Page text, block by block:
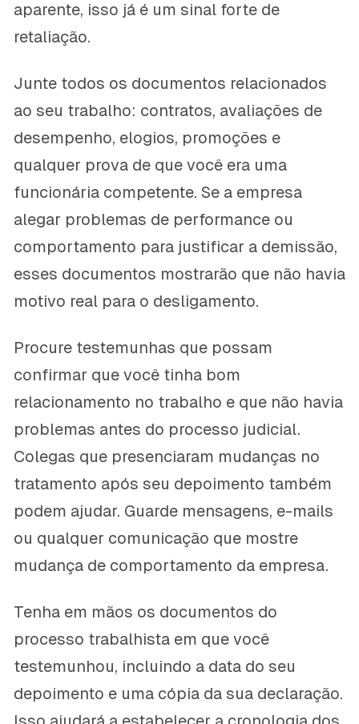
aparente, isso já é um sinal forte de
retaliação.
Junte todos os documentos relacionados
ao seu trabalho: contratos, avaliações de
desempenho, elogios, promoções e
qualquer prova de que você era uma
funcionária competente. Se a empresa
alegar problemas de performance ou
comportamento para justificar a demissão,
esses documentos mostrarão que não havia
motivo real para o desligamento.
Procure testemunhas que possam
confirmar que você tinha bom
relacionamento no trabalho e que não havia
problemas antes do processo judicial.
Colegas que presenciaram mudanças no
tratamento após seu depoimento também
podem ajudar. Guarde mensagens, e-mails
ou qualquer comunicação que mostre
mudança de comportamento da empresa.
Tenha em mãos os documentos do
processo trabalhista em que você
testemunhou, incluindo a data do seu
depoimento e uma cópia da sua declaração.